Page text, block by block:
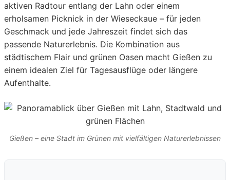
aktiven Radtour entlang der Lahn oder einem
erholsamen Picknick in der Wieseckaue – für jeden
Geschmack und jede Jahreszeit findet sich das
passende Naturerlebnis. Die Kombination aus
städtischem Flair und grünen Oasen macht Gießen zu
einem idealen Ziel für Tagesausflüge oder längere
Aufenthalte.
Gießen – eine Stadt im Grünen mit vielfältigen Naturerlebnissen